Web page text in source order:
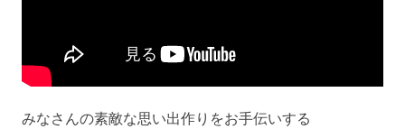
みなさんの素敵な思い出作りをお手伝いする